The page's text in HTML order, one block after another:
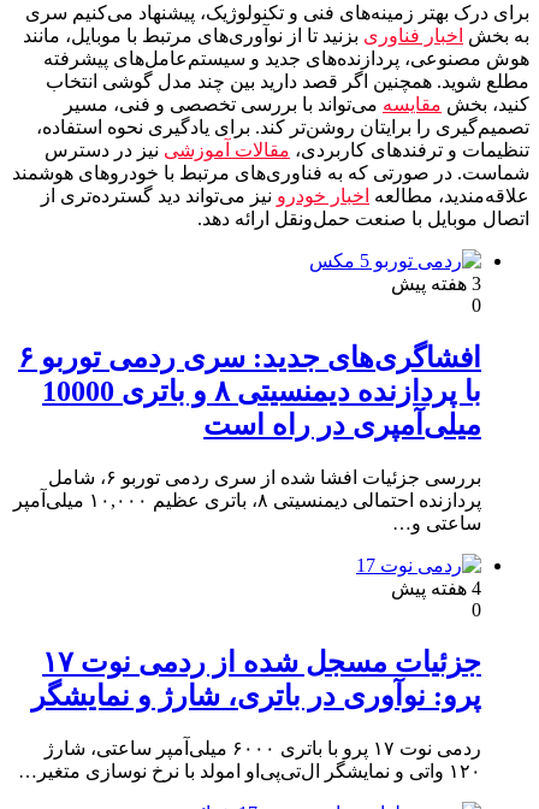
برای درک بهتر زمینه‌های فنی و تکنولوژیک، پیشنهاد می‌کنیم سری
به بخش اخبار فناوری بزنید تا از نوآوری‌های مرتبط با موبایل، مانند
هوش مصنوعی، پردازنده‌های جدید و سیستم‌عامل‌های پیشرفته
مطلع شوید. همچنین اگر قصد دارید بین چند مدل گوشی انتخاب
کنید، بخش مقایسه می‌تواند با بررسی تخصصی و فنی، مسیر
تصمیم‌گیری را برایتان روشن‌تر کند. برای یادگیری نحوه استفاده،
تنظیمات و ترفندهای کاربردی، مقالات آموزشی نیز در دسترس
شماست. در صورتی که به فناوری‌های مرتبط با خودروهای هوشمند
علاقه‌مندید، مطالعه اخبار خودرو نیز می‌تواند دید گسترده‌تری از
اتصال موبایل با صنعت حمل‌ونقل ارائه دهد.
3 هفته پیش
0
افشاگری‌های جدید: سری ردمی توربو ۶
با پردازنده دیمنسیتی ۸ و باتری 10000
میلی‌آمپری در راه است
بررسی جزئیات افشا شده از سری ردمی توربو ۶، شامل
پردازنده احتمالی دیمنسیتی ۸، باتری عظیم ۱۰,۰۰۰ میلی‌آمپر
ساعتی و…
4 هفته پیش
0
جزئیات مسجل شده از ردمی نوت ۱۷
پرو: نوآوری در باتری، شارژ و نمایشگر
ردمی نوت ۱۷ پرو با باتری ۶۰۰۰ میلی‌آمپر ساعتی، شارژ
۱۲۰ واتی و نمایشگر ال‌تی‌پی‌او امولد با نرخ نوسازی متغیر…